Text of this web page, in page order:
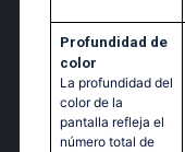
Profundidad de
color
La profundidad del
color de la
pantalla refleja el
número total de